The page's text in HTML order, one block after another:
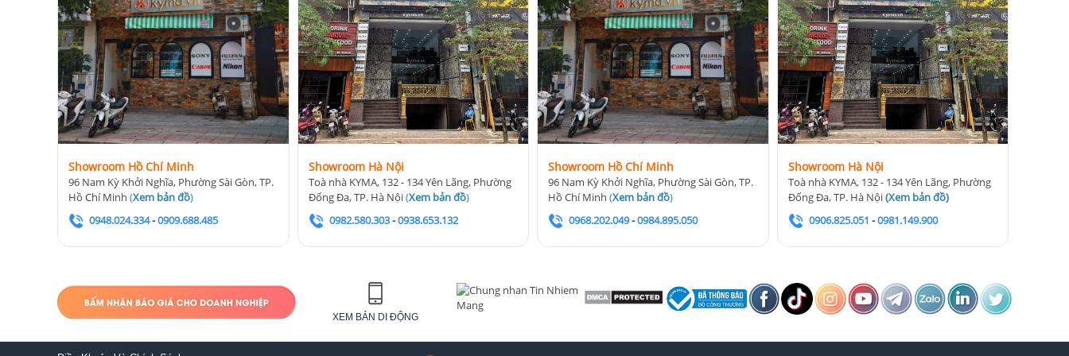
Showroom Hồ Chí Minh
96 Nam Kỳ Khởi Nghĩa, Phường Sài Gòn, TP.
Hồ Chí Minh (Xem bản đồ)
0948.024.334-0909.688.485
Showroom Hà Nội
Toà nhà KYMA, 132 - 134 Yên Lãng, Phường
Đống Đa, TP. Hà Nội(Xem bản đồ)
0982.580.303-0938.653.132
Showroom Hồ Chí Minh
96 Nam Kỳ Khởi Nghĩa, Phường Sài Gòn, TP.
Hồ Chí Minh(Xem bản đồ)
0968.202.049-0984.895.050
Showroom Hà Nội
Toà nhà KYMA, 132 - 134 Yên Lãng, Phường
Đống Đa, TP. Hà Nội(Xem bản đồ)
0906.825.051 -0981.149.900
XEM BẢN DI ĐỘNG